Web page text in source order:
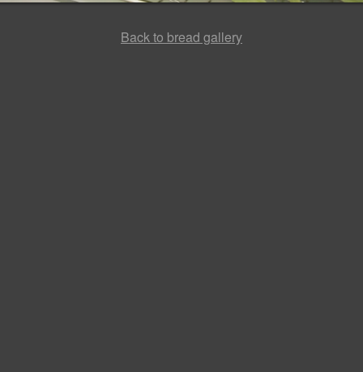
Back to bread gallery